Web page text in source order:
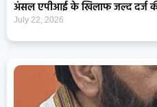
अंसल एपीआई के खिलाफ जल्द दर्ज
July 22, 2026